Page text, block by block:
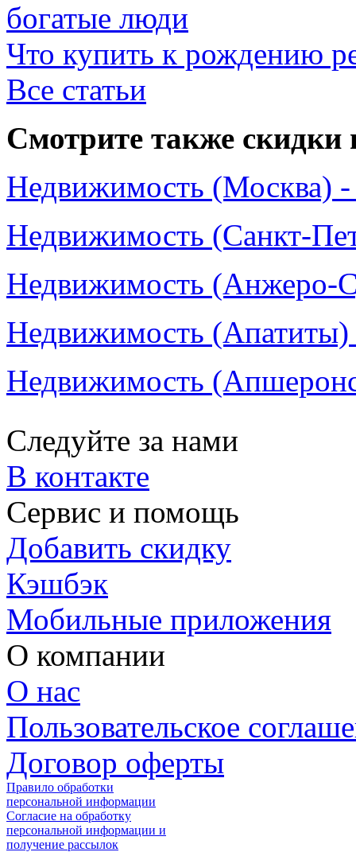
богатые люди
Что купить к рождению
Все статьи
Смотрите также скидки
Недвижимость (Москва) -
Недвижимость (Санкт-
Недвижимость (Анжеро-
Недвижимость (Апатиты)
Недвижимость
Следуйте за нами
В контакте
Сервис и помощь
Добавить скидку
Кэшбэк
Мобильные приложения
О компании
О нас
Пользовательское
Договор оферты
Правило обработки
персональной информации
Согласие на обработку
персональной информации и
получение рассылок